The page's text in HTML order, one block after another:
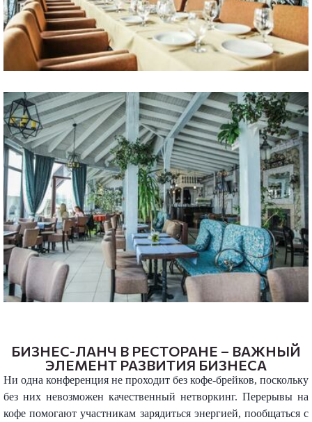
БИЗНЕС-ЛАНЧ В РЕСТОРАНЕ – ВАЖНЫЙ
ЭЛЕМЕНТ РАЗВИТИЯ БИЗНЕСА
Ни одна конференция не проходит без кофе-брейков, поскольку
без них невозможен качественный нетворкинг. Перерывы на
кофе помогают участникам зарядиться энергией, пообщаться с